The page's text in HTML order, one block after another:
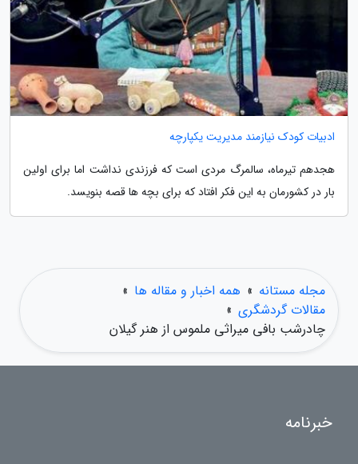
ادبیات کودک نیازمند مدیریت یکپارچه
هجدهم تیرماه، سالمرگ مردی است که فرزندی نداشت اما برای اولین
بار در کشورمان به این فکر افتاد که برای بچه ها قصه بنویسد.
مجله مستانه » همه اخبار و مقاله ها »
مقالات گردشگری »
چادرشب بافی میراثی ملموس از هنر گیلان
خبرنامه